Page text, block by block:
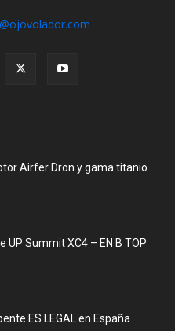
Airfer Dron y gama titanio
UP Summit XC4 – EN B TOP
ES LEGAL en España